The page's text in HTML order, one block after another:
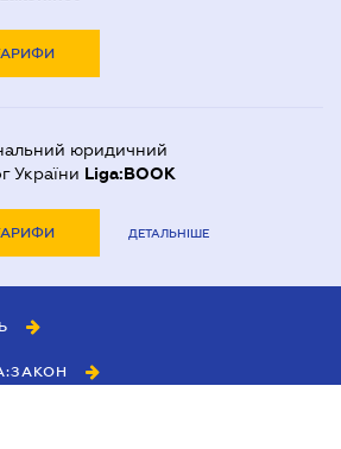
юридичний
України Liga:BOOK
ДЕТАЛЬНІШЕ